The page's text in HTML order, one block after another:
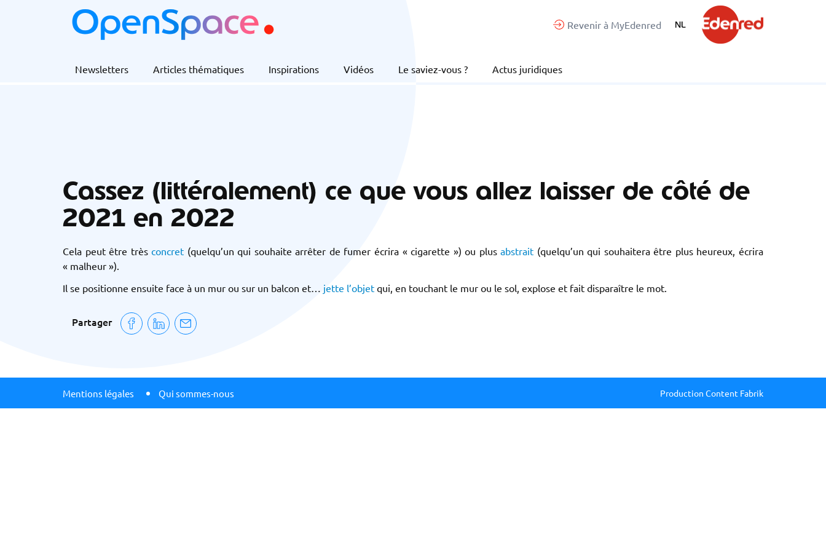
Revenir à MyEdenred NL
Newsletters Articles thématiques Inspirations Vidéos Le saviez-vous ? Actus juridiques
Cassez (littéralement) ce que vous allez laisser de côté de
2021 en 2022
Cela peut être trèsconcret (quelqu’un qui souhaite arrêter de fumer écrira « cigarette ») ou plusabstrait (quelqu’un qui souhaitera être plus heureux, écrira
« malheur »).
Il se positionne ensuite face à un mur ou sur un balcon et… jette l’objet qui, en touchant le mur ou le sol, explose et fait disparaître le mot.
Partager
Mentions légales Qui sommes-nous Production Content Fabrik